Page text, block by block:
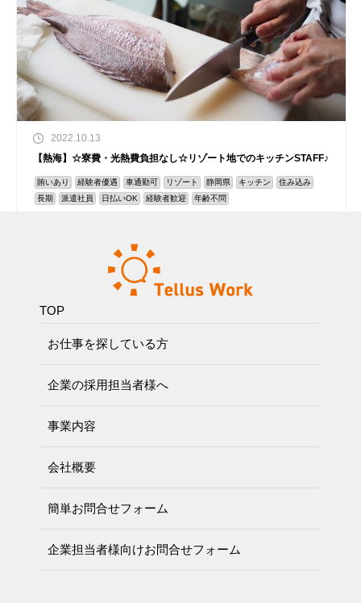
2022.10.13
【熱海】☆寮費・光熱費負担なし☆リゾート地でのキッチンSTAFF♪
賄いあり 経験者優遇 車通勤可 リゾート 静岡県 キッチン
住み込み
長期
派遣社員 日払いOK 経験者歓迎 年齢不問
TOP
お仕事を探している方
企業の採用担当者様へ
事業内容
会社概要
簡単お問合せフォーム
企業担当者様向けお問合せフォーム